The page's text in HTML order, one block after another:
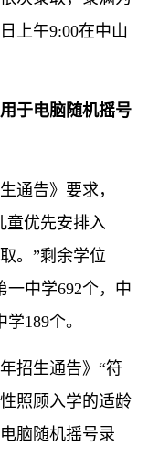
上午9:00在中山
于电脑随机摇号
通告》要求，
童优先安排入
。”剩余学位
一中学692个，中
189个。
招生通告》“符
照顾入学的适龄
脑随机摇号录